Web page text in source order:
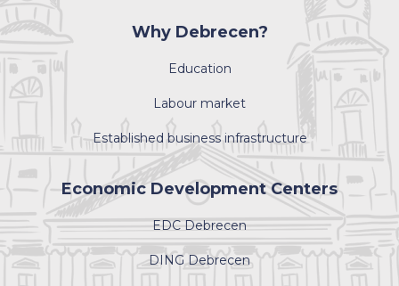
Why Debrecen?
Education
Labour market
Established business infrastructure
Economic Development Centers
EDC Debrecen
DING Debrecen